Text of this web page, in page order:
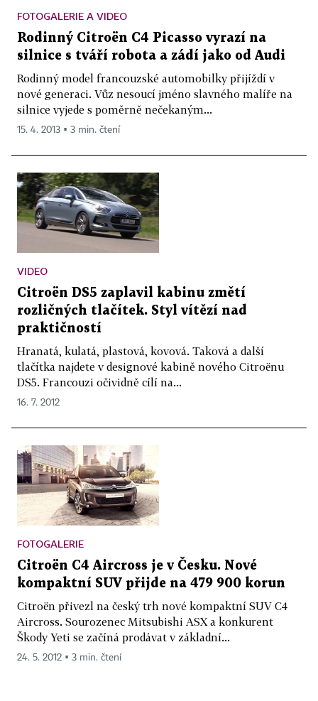
FOTOGALERIE A VIDEO
Rodinný Citroën C4 Picasso vyrazí na
silnice s tváří robota a zádí jako od Audi
Rodinný model francouzské automobilky přijíždí v
nové generaci. Vůz nesoucí jméno slavného malíře na
silnice vyjede s poměrně nečekaným...
15. 4. 2013 ▪ 3 min. čtení
VIDEO
Citroën DS5 zaplavil kabinu změtí
rozličných tlačítek. Styl vítězí nad
praktičností
Hranatá, kulatá, plastová, kovová. Taková a další
tlačítka najdete v designové kabině nového Citroënu
DS5. Francouzi očividně cílí na...
16. 7. 2012
FOTOGALERIE
Citroën C4 Aircross je v Česku. Nové
kompaktní SUV přijde na 479 900 korun
Citroën přivezl na český trh nové kompaktní SUV C4
Aircross. Sourozenec Mitsubishi ASX a konkurent
Škody Yeti se začíná prodávat v základní...
24. 5. 2012 ▪ 3 min. čtení